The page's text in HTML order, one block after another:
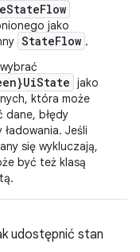
jako
StateFlow .
jako
która może
dane, błędy
ładowania. Jeśli
się wykluczają,
być też klasą
udostępnić stan